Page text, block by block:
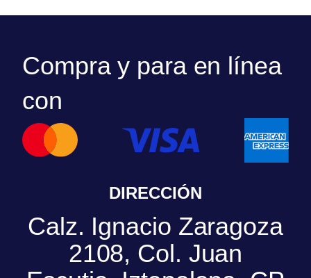
Compra y para en línea
con
DIRECCIÓN
Calz. Ignacio Zaragoza
2108, Col. Juan